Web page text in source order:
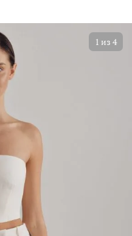
1 из 4